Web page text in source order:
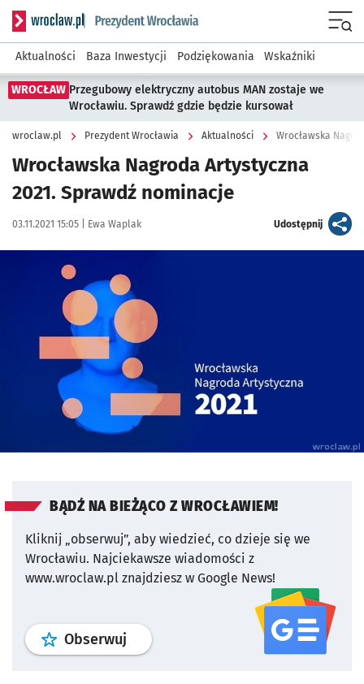
Serwis informacyjny wroclaw.pl podserwis: Prezydent
Aktualności Baza Inwestycji Podziękowania Wskaźniki
WROCŁAW Przegubowy elektryczny autobus MAN zostaje we
Wrocławiu. Sprawdź gdzie będzie kursował
wroclaw.pl Prezydent Wrocławia Aktualności Wrocławska
Wrocławska Nagroda Artystyczna
2021. Sprawdź nominacje
Data publikacji:
03.11.2021 15:05 | Autor:
Ewa Waplak Udostępnijartykuł
BĄDŹ NA BIEŻĄCO Z WROCŁAWIEM!
Kliknij „obserwuj”, aby wiedzieć, co dzieje się we
Wrocławiu. Najciekawsze wiadomości z
www.wroclaw.pl znajdziesz w Google News!
Obserwuj profil serwisu